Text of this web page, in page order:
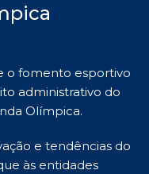
o fomento esportivo
administrativo do
Olímpica.
e tendências do
às entidades